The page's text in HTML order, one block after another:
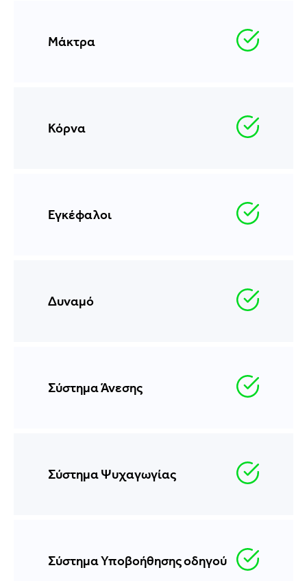
Μάκτρα
Κόρνα
Εγκέφαλοι
Δυναμό
Σύστημα Άνεσης
Σύστημα Ψυχαγωγίας
Σύστημα Υποβοήθησης οδηγού